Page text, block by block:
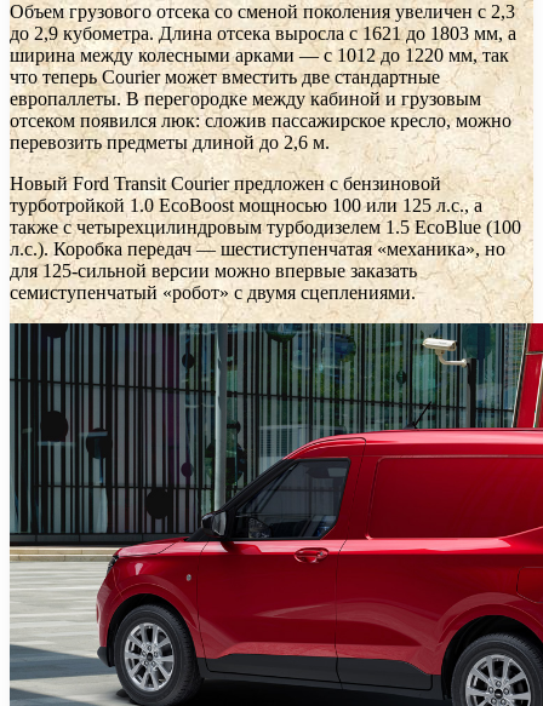
Объем грузового отсека со сменой поколения увеличен с 2,3
до 2,9 кубометра. Длина отсека выросла с 1621 до 1803 мм, а
ширина между колесными арками — с 1012 до 1220 мм, так
что теперь Courier может вместить две стандартные
европаллеты. В перегородке между кабиной и грузовым
отсеком появился люк: сложив пассажирское кресло, можно
перевозить предметы длиной до 2,6 м.
Новый Ford Transit Courier предложен с бензиновой
турботройкой 1.0 EcoBoost мощносью 100 или 125 л.с., а
также с четырехцилиндровым турбодизелем 1.5 EcoBlue (100
л.с.). Коробка передач — шестиступенчатая «механика», но
для 125-сильной версии можно впервые заказать
семиступенчатый «робот» с двумя сцеплениями.